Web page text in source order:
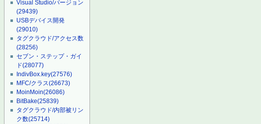
Visual Studio/バージョン
(29439)
USBデバイス開発
(29010)
タグクラウド/アクセス数
(28256)
セブン・ステップ・ガイ
ド(28077)
IndivBox.key(27576)
MFC/クラス(26673)
MoinMoin(26086)
BitBake(25839)
タグクラウド/内部被リン
ク数(25714)